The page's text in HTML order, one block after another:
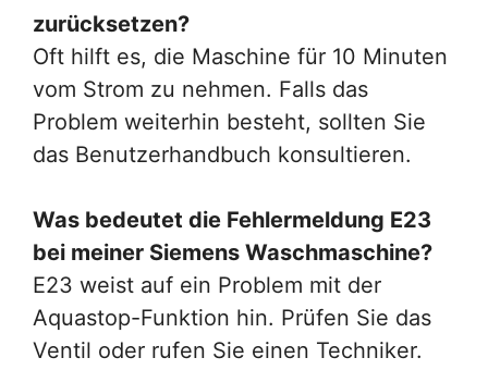
zurücksetzen?
Oft hilft es, die Maschine für 10 Minuten
vom Strom zu nehmen. Falls das
Problem weiterhin besteht, sollten Sie
das Benutzerhandbuch konsultieren.
Was bedeutet die Fehlermeldung E23
bei meiner Siemens Waschmaschine?
E23 weist auf ein Problem mit der
Aquastop-Funktion hin. Prüfen Sie das
Ventil oder rufen Sie einen Techniker.